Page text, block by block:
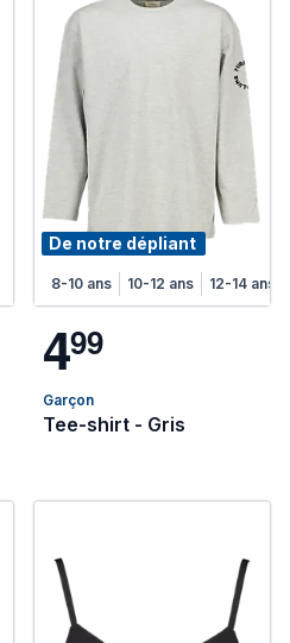
De notre dépliant
8-10 ans 10-12 ans 12-14 ans
499
Garçon
Tee-shirt - Gris